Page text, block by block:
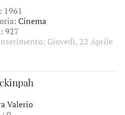
1961
Cinema
927
Giovedì, 22 Aprile
Valerio